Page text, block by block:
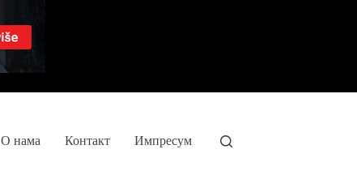
О нама Контакт Импресум